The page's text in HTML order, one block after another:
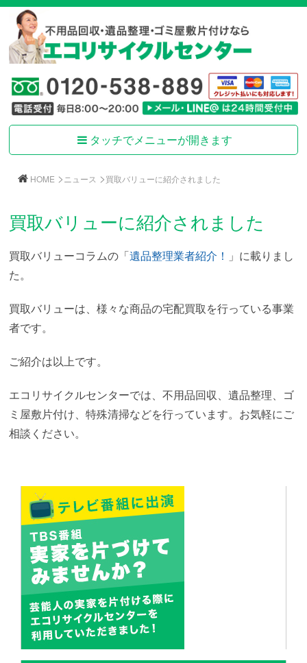
タッチでメニューが開きます
HOME >ニュース >買取バリューに紹介されました
買取バリューに紹介されました
買取バリューコラムの「遺品整理業者紹介！ 」に載りまし
た。
買取バリューは、様々な商品の宅配買取を行っている事業
者です。
ご紹介は以上です。
エコリサイクルセンターでは、不用品回収、遺品整理、ゴ
ミ屋敷片付け、特殊清掃などを行っています。お気軽にご
相談ください。